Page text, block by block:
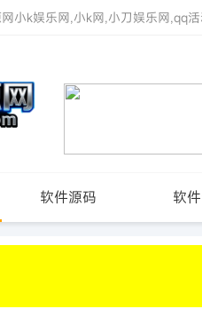
小k娱乐网,小k网,小刀娱乐网,qq
软件源码 软